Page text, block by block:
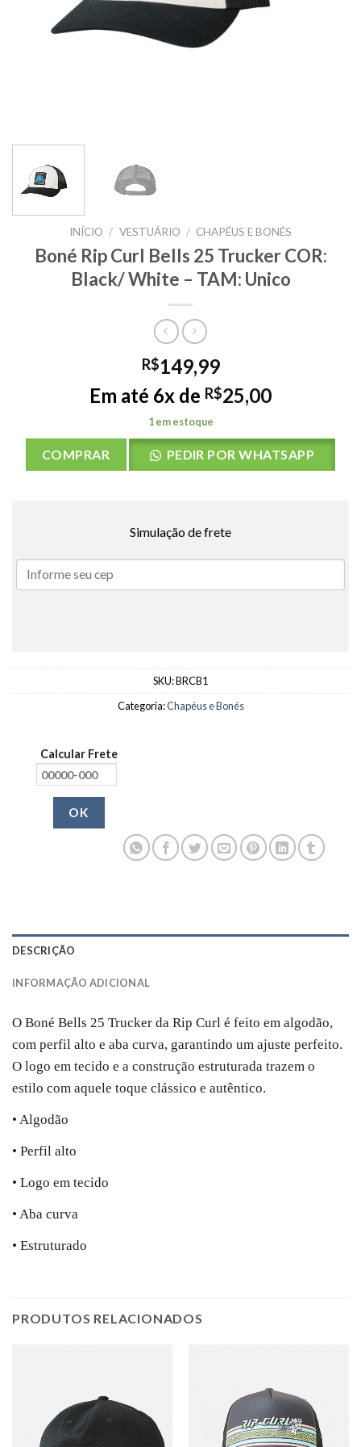
INÍCIO / VESTUÁRIO / CHAPÉUS E BONÉS
Boné Rip Curl Bells 25 Trucker COR:
Black/ White – TAM: Unico
R$149,99
Em até 6x de R$25,00
1 em estoque
COMPRAR PEDIR POR WHATSAPP
Simulação de frete
SKU:BRCB1
Categoria:Chapéus e Bonés
Calcular Frete
OK
DESCRIÇÃO
INFORMAÇÃO ADICIONAL
O Boné Bells 25 Trucker da Rip Curl é feito em algodão,
com perfil alto e aba curva, garantindo um ajuste perfeito.
O logo em tecido e a construção estruturada trazem o
estilo com aquele toque clássico e autêntico.
• Algodão
• Perfil alto
• Logo em tecido
• Aba curva
• Estruturado
PRODUTOS RELACIONADOS